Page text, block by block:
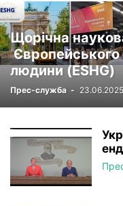
Щорічна
Європейського
людини (ESHG)
Прес-служба - 23.06.2025